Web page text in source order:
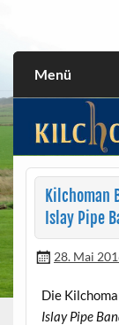
Menü
Kilchoman
Islay Pipe
28. Mai
Die
Islay Pipe